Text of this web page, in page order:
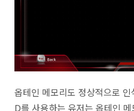
옵테인 메모리도 정상적으로
D를 사용하는 유저는 옵테인